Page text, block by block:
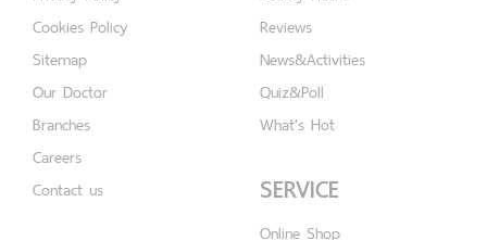
Cookies Policy
Sitemap
Our Doctor
Branches
Careers
Contact us
Reviews
News&Activities
Quiz&Poll
What's Hot
SERVICE
Online Shop